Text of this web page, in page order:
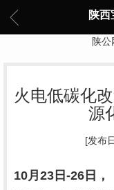
陕西
陕
火电低碳化
源
[发布
10月23日-26日